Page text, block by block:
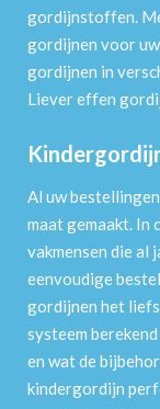
gordijnstoffen.
gordijnen voor
gordijnen in
Liever effen
Al uw
maat gemaakt. In
vakmensen die al
eenvoudige
gordijnen het
systeem
en wat de
kindergordijn